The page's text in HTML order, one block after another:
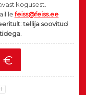
kogusest.
feiss@feiss.ee
tellija soovitud
€